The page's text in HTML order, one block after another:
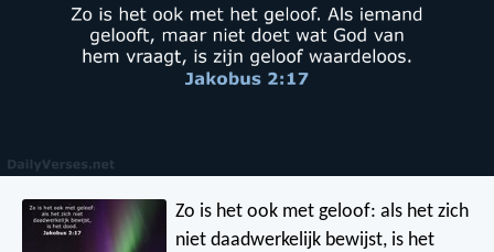
Zo is het ook met geloof: als het zich
niet daadwerkelijk bewijst, is het